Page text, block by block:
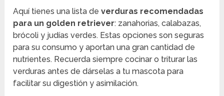
Aquí tienes una lista deverduras recomendadas
para un golden retriever: zanahorias, calabazas,
brócoli y judías verdes. Estas opciones son seguras
para su consumo y aportan una gran cantidad de
nutrientes. Recuerda siempre cocinar o triturar las
verduras antes de dárselas a tu mascota para
facilitar su digestión y asimilación.